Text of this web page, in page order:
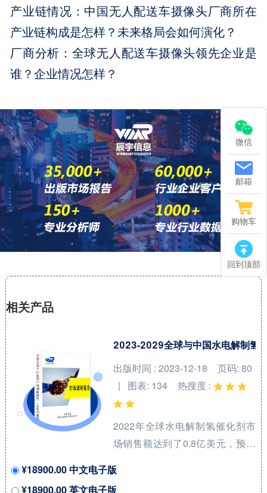
微信
邮箱
购物车
回到顶部
产业链情况：中国无人配送车摄像头厂商所在
产业链构成是怎样？未来格局会如何演化？
厂商分析：全球无人配送车摄像头领先企业是
谁？企业情况怎样？
相关产品
2023-2029全球与中国水电解制氢
出版时间 : 2023-12-18
页码: 80
| 图表: 134
热搜度 :
2022年全球水电解制氢催化剂市
场销售额达到了0.8亿美元，预计
增长率（CAGR）为
¥18900.00 中文电子版
¥18900.00 英文电子版